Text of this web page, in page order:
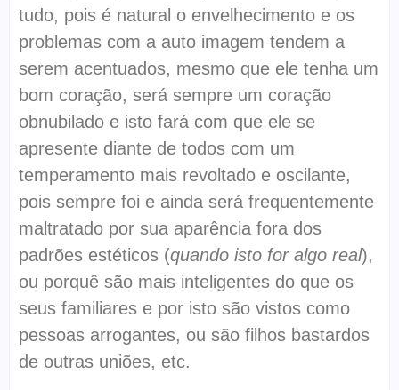
tudo, pois é natural o envelhecimento e os
problemas com a auto imagem tendem a
serem acentuados, mesmo que ele tenha um
bom coração, será sempre um coração
obnubilado e isto fará com que ele se
apresente diante de todos com um
temperamento mais revoltado e oscilante,
pois sempre foi e ainda será frequentemente
maltratado por sua aparência fora dos
padrões estéticos (quando isto for algo real),
ou porquê são mais inteligentes do que os
seus familiares e por isto são vistos como
pessoas arrogantes, ou são filhos bastardos
de outras uniões, etc.